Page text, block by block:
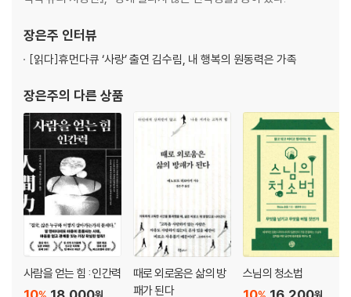
| 에필로그 |
| 해설 | 혼자 있는 시간을 어떻게 보내느냐가 당신의 미래를 결정한다
_『생각 버리기 연습』 저자 코이케 류노스케
장은주 인터뷰
[읽다]휴먼다큐 ‘사랑’ 출연 김수림, 내 행복의 원동력은 가족
장은주의 다른 상품
사람을 얻는 힘 : 인간력
때로 외로움은 삶의 방
패가 된다
스님의 청소법